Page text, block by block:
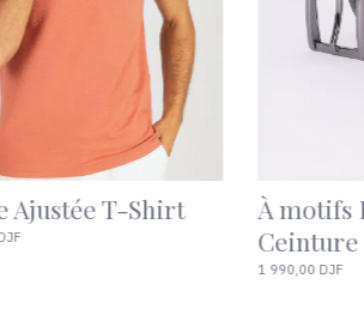
marine
Coupe
Coupe
4 490,00 DJF